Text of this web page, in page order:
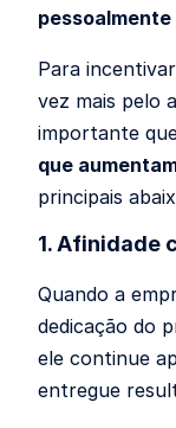
Para
vez mais pelo
importante
que
principais
1. Afinidade
Quando a
dedicação do
ele continue
entregue